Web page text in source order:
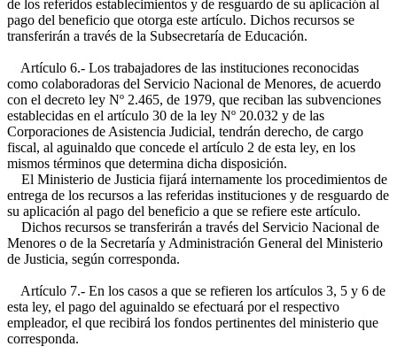
de los referidos establecimientos y de resguardo de su aplicación al
pago del beneficio que otorga este artículo. Dichos recursos se
transferirán a través de la Subsecretaría de Educación.
Artículo 6.- Los trabajadores de las instituciones reconocidas
como colaboradoras del Servicio Nacional de Menores, de acuerdo
con el decreto ley Nº 2.465, de 1979, que reciban las subvenciones
establecidas en el artículo 30 de la ley Nº 20.032 y de las
Corporaciones de Asistencia Judicial, tendrán derecho, de cargo
fiscal, al aguinaldo que concede el artículo 2 de esta ley, en los
mismos términos que determina dicha disposición.
El Ministerio de Justicia fijará internamente los procedimientos de
entrega de los recursos a las referidas instituciones y de resguardo de
su aplicación al pago del beneficio a que se refiere este artículo.
Dichos recursos se transferirán a través del Servicio Nacional de
Menores o de la Secretaría y Administración General del Ministerio
de Justicia, según corresponda.
Artículo 7.- En los casos a que se refieren los artículos 3, 5 y 6 de
esta ley, el pago del aguinaldo se efectuará por el respectivo
empleador, el que recibirá los fondos pertinentes del ministerio que
corresponda.